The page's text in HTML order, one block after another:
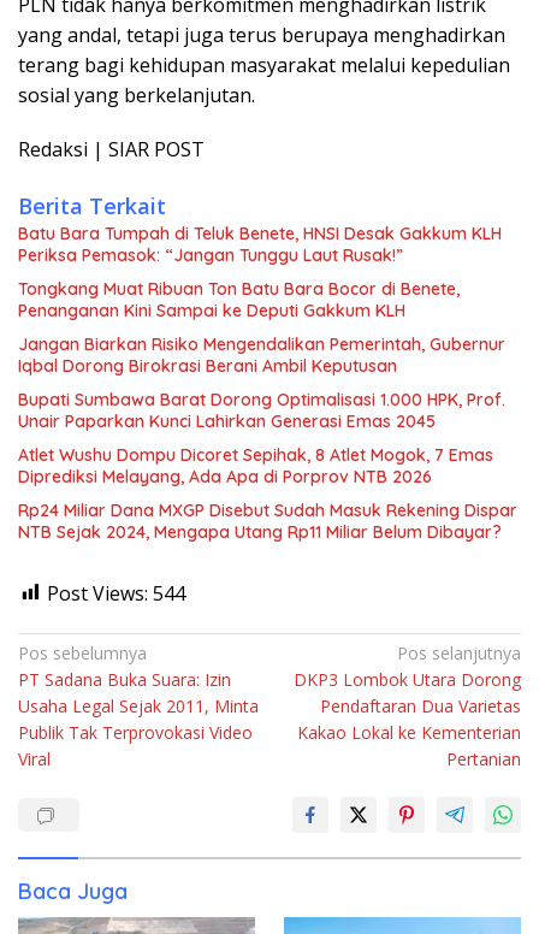
yang andal, tetapi juga terus berupaya menghadirkan
terang bagi kehidupan masyarakat melalui kepedulian
sosial yang berkelanjutan.
Redaksi | SIAR POST
Berita Terkait
Batu Bara Tumpah di Teluk Benete, HNSI Desak Gakkum KLH
Periksa Pemasok: “Jangan Tunggu Laut Rusak!”
Tongkang Muat Ribuan Ton Batu Bara Bocor di Benete,
Penanganan Kini Sampai ke Deputi Gakkum KLH
Jangan Biarkan Risiko Mengendalikan Pemerintah, Gubernur
Iqbal Dorong Birokrasi Berani Ambil Keputusan
Bupati Sumbawa Barat Dorong Optimalisasi 1.000 HPK, Prof.
Unair Paparkan Kunci Lahirkan Generasi Emas 2045
Atlet Wushu Dompu Dicoret Sepihak, 8 Atlet Mogok, 7 Emas
Diprediksi Melayang, Ada Apa di Porprov NTB 2026
Rp24 Miliar Dana MXGP Disebut Sudah Masuk Rekening Dispar
NTB Sejak 2024, Mengapa Utang Rp11 Miliar Belum Dibayar?
Post Views: 544
Navigasi
pos
Pos sebelumnya
PT Sadana Buka Suara: Izin
Usaha Legal Sejak 2011, Minta
Publik Tak Terprovokasi Video
Viral
Pos selanjutnya
DKP3 Lombok Utara Dorong
Pendaftaran Dua Varietas
Kakao Lokal ke Kementerian
Pertanian
Baca Juga